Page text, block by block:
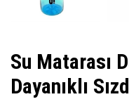
Su Matarası
Dayanıklı